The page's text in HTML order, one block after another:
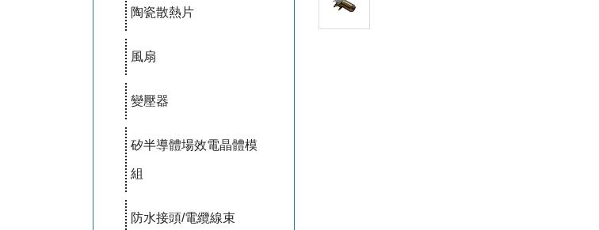
陶瓷散熱片
風扇
變壓器
矽半導體場效電晶體模
組
防水接頭/電纜線束